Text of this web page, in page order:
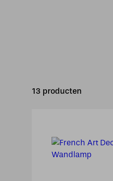
13 producten